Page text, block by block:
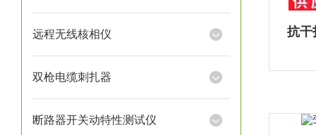
远程无线核相仪
双枪电缆刺扎器
断路器开关动特性测试仪
抗干